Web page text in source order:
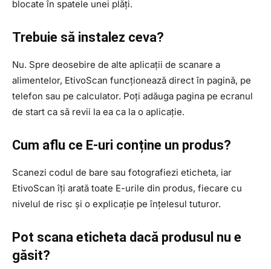
blocate în spatele unei plăți.
Trebuie să instalez ceva?
Nu. Spre deosebire de alte aplicații de scanare a
alimentelor, EtivoScan funcționează direct în pagină, pe
telefon sau pe calculator. Poți adăuga pagina pe ecranul
de start ca să revii la ea ca la o aplicație.
Cum aflu ce E-uri conține un produs?
Scanezi codul de bare sau fotografiezi eticheta, iar
EtivoScan îți arată toate E-urile din produs, fiecare cu
nivelul de risc și o explicație pe înțelesul tuturor.
Pot scana eticheta dacă produsul nu e
găsit?